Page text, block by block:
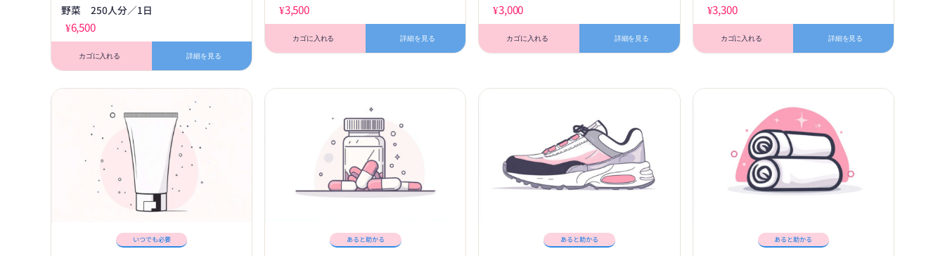
野菜 250人分／1日
¥6,500
カゴに入れる 詳細を見る
¥3,500
カゴに入れる 詳細を見る
¥3,000
カゴに入れる 詳細を見る
¥3,300
カゴに入れる 詳細を見る
いつでも必要 あると助かる あると助かる あると助かる